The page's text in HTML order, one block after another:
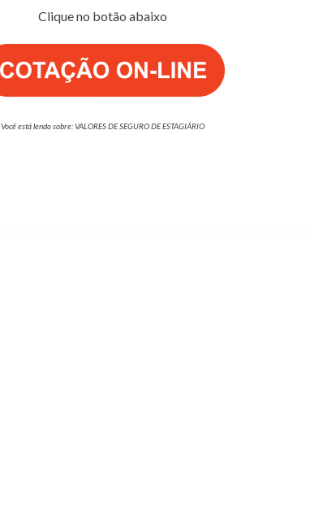
Clique no botão abaixo
Você está lendo sobre: VALORES DE SEGURO DE ESTAGIÁRIO